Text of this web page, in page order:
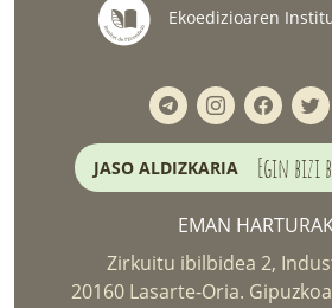
Ekoedizioaren
JASO ALDIZKARIA Egin bizi
EMAN
Zirkuitu ibilbidea 2,
20160 Lasarte-Oria.